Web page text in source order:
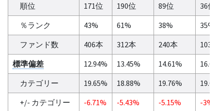
順位
171位 190位 89位
36位
％ランク
43% 61% 38%
35%
ファンド数
406本 312本 240本
103
標準偏差
12.94% 13.45% 14.61%
カテゴリー
19.65% 18.88% 19.76%
+/- カテゴリー
-6.71% -5.43% -5.15%
-3%